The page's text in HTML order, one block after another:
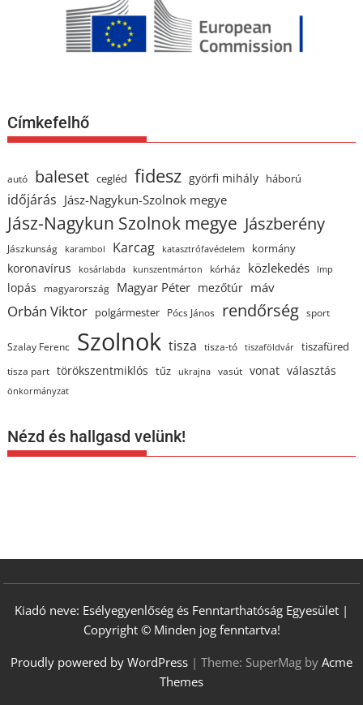
Címkefelhő
autó baleset cegléd fidesz györfi mihály háború
időjárás Jász-Nagykun-Szolnok megye
Jász-Nagykun Szolnok megye Jászberény
Jászkunság karambol Karcag katasztrófavédelem kormány
koronavírus kosárlabda kunszentmárton kórház közlekedés lmp
lopás magyarország Magyar Péter mezőtúr máv
Orbán Viktor polgármester Pócs János rendőrség sport
Szalay Ferenc Szolnok tisza tisza-tó tiszaföldvár tiszafüred
tisza part törökszentmiklós tűz ukrajna vasút vonat választás
önkormányzat
Nézd és hallgasd velünk!
Kiadó neve: Esélyegyenlőség és Fenntarthatóság Egyesület |
Copyright © Minden jog fenntartva!
Proudly powered by WordPress | Theme: SuperMag by Acme
Themes